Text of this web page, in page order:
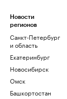
Новости
регионов
Санкт-Петербург
и область
Екатеринбург
Новосибирск
Омск
Башкортостан